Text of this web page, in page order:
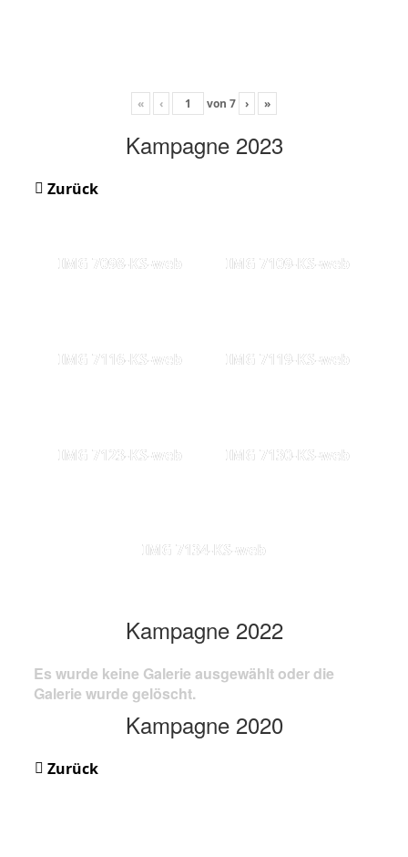
« ‹ von 7 › »
Kampagne 2023
Zurück
IMG 7098-KS-web IMG 7109-KS-web
IMG 7116-KS-web IMG 7119-KS-web
IMG 7123-KS-web IMG 7130-KS-web
IMG 7134-KS-web
Kampagne 2022
Es wurde keine Galerie ausgewählt oder die
Galerie wurde gelöscht.
Kampagne 2020
Zurück